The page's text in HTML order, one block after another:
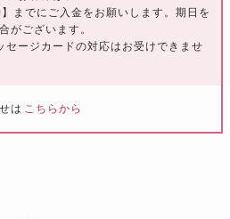
までにご入金をお願いします。期日を
がございます。
セージカードの対応はお受けできませ
は こちらから